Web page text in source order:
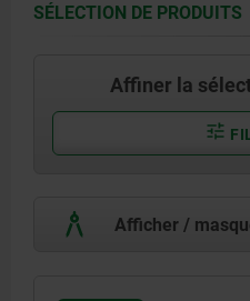
SÉLECTION DE PRODUITS
Affiner la
Afficher /